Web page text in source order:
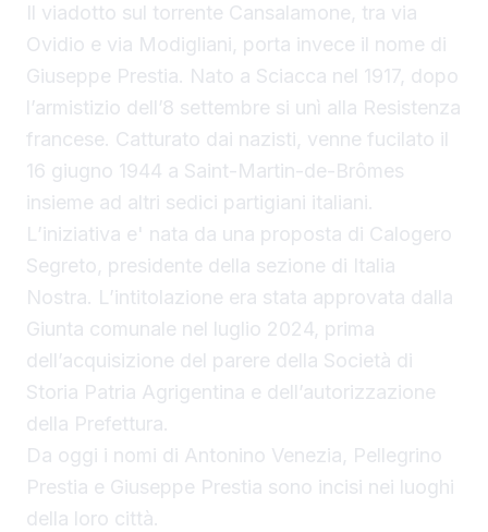
Il viadotto sul torrente Cansalamone, tra via
Ovidio e via Modigliani, porta invece il nome di
Giuseppe Prestia. Nato a Sciacca nel 1917, dopo
l’armistizio dell’8 settembre si unì alla Resistenza
francese. Catturato dai nazisti, venne fucilato il
16 giugno 1944 a Saint-Martin-de-Brômes
insieme ad altri sedici partigiani italiani.
L’iniziativa e' nata da una proposta di Calogero
Segreto, presidente della sezione di Italia
Nostra. L’intitolazione era stata approvata dalla
Giunta comunale nel luglio 2024, prima
dell’acquisizione del parere della Società di
Storia Patria Agrigentina e dell’autorizzazione
della Prefettura.
Da oggi i nomi di Antonino Venezia, Pellegrino
Prestia e Giuseppe Prestia sono incisi nei luoghi
della loro città.